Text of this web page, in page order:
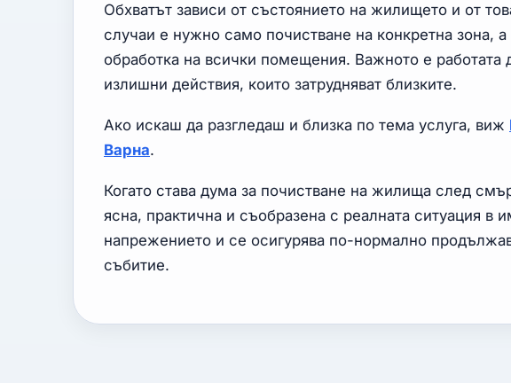
Обхватът зависи от състоянието на жилището и от
случаи е нужно само почистване на конкретна зона,
обработка на всички помещения. Важното е
излишни действия, които затрудняват близките.
Ако искаш да разгледаш и близка по тема услуга, виж
Варна.
Когато става дума за почистване на жилища след
ясна, практична и съобразена с реалната ситуация в
напрежението и се осигурява по-нормално
събитие.